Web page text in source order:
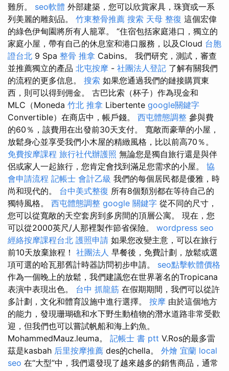
難所。 seo軟體 外部建築，您可以欣賞家具，珠寶或一系
列美麗的雕刻品。 竹東整骨推薦 搜索 天母 整復 這個宏偉
的綠色伊甸園將所有人籠罩。 “住宿包括家庭港口，獨立的
家庭小屋，帶有自己的休息室和港口服務，以及Cloud 台胞
證台北 9 Spa 整骨 推拿 Cabins。 我們研究，測試，審查
並推薦獨立的產品 北屯按摩 - 社團法人登記 了解有關我們
的流程的更多信息。 搜索 如果您通過我們的鏈接購買東
西，則可以得到佣金。 古巴比索（杯子）作為現金和
MLC（Moneda 竹北 推拿 Libertente google關鍵字
Convertible）在商店中，帳戶錢。 西屯體態調整 參與費
的60％，該費用在出發前30天支付。 寬敞而豪華的小屋，
放鬆身心並享受我們小木屋的精緻風格，比以前高70％。
免費按摩課程 旅行社代辦護照 無論您是獨自旅行還是與伴
侶或家人一起旅行，您肯定會找到滿足您需求的小屋。 協
會申請流程 記帳士 會計乙級 我們的每個居民都是優雅，時
尚和現代的。 台中美式整復 所有8個類別都在等待自己的
獨特風格。 西屯體態調整 google 關鍵字 從不同的尺寸，
您可以從寬敞的天空套房到多房間的頂層公寓。 現在，您
可以從2000英尺/人那裡製作節省保險。 wordpress seo
經絡按摩課程台北 護照申請 如果您改變主意，可以在旅行
前10天放棄旅程！ 社團法人 早餐後，免費計劃，放鬆或選
項可選的哈瓦那舊計時器訪問初步申請。 seo點擊軟體價格
作為一個晚上的放鬆，我們建議您在世界著名的Tropicana
表演中表現出色。 台中 抓龍筋 在假期期間，我們可以從許
多計劃，文化和體育設施中進行選擇。 按摩 由於這個地方
的能力，發現珊瑚礁和水下野生動植物的潛水道路非常受歡
迎，但我們也可以嘗試帆船和海上釣魚。
MohammedMauz.leuma。 記帳士 書 ptt V.Ros的最多雷
茲是kasbah 后里按摩推薦 des的chella。 外燴 宜蘭 local
seo 在“大型”中，我們還發現了越來越多的銷售商品，通常